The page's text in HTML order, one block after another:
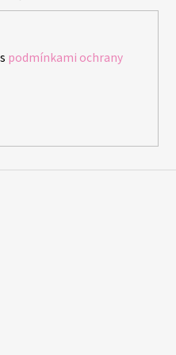
podmínkami ochrany